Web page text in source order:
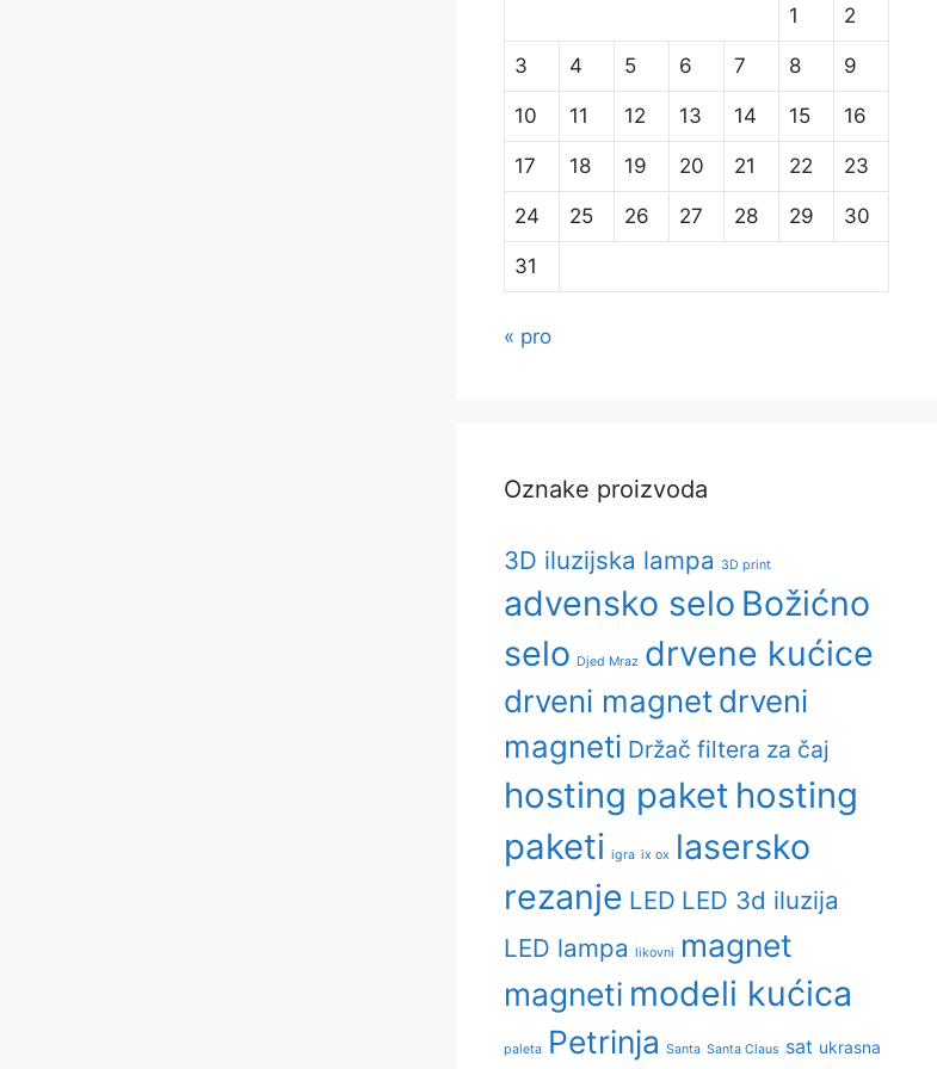
1 2
3 4 5 6 7 8 9
10 11 12 13 14 15 16
17 18 19 20 21 22 23
24 25 26 27 28 29 30
31
« pro
Oznake proizvoda
3D iluzijska lampa 3D print
advensko selo Božićno
selo Djed Mraz drvene kućice
drveni magnet drveni
magneti Držač filtera za čaj
hosting paket hosting
paketi igra ix ox
lasersko
rezanje LED LED 3d iluzija
LED lampa likovni
magnet
magneti modeli kućica
paleta Petrinja Santa Santa Claus sat ukrasna